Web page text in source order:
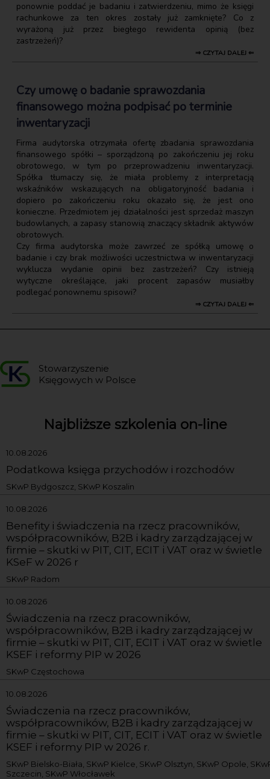
ponownie poddać je badaniu i zatwierdzeniu, mimo że księgi
rachunkowe za ten okres zostały już zamknięte? Co z
wyrażoną już przez biegłego rewidenta opinią (bez
zastrzeżeń)?
⇒ CZYTAJ DALEJ ⇐
Czy umowę o badanie sprawozdania
finansowego można podpisać po terminie
inwentaryzacji
Firma audytorska otrzymała ofertę zbadania sprawozdania
finansowego spółki – sporządzoną po zakończeniu jej roku
obrotowego, w tym po przeprowadzeniu inwentaryzacji.
Spółka tłumaczy się, że miała problemy z interpretacją
wskaźników wskazujących na obligatoryjność badania i
dopiero po zakończeniu roku okazało się, że jest ono
konieczne. Przedmiotem jej działalności jest sprzedaż maszyn
budowlanych, a zapasy stanowią znaczący składnik aktywów
obrotowych.
Czy firma audytorska może zawrzeć ze spółką umowę o
badanie i czy brak możliwości uczestnictwa w inwentaryzacji
wyklucza wydanie opinii bez zastrzeżeń? Czy istnieją
wytyczne określające, jaki procent zapasów musiałby
podlegać ponownemu spisowi?
⇒ CZYTAJ DALEJ ⇐
Stowarzyszenie
Księgowych w Polsce
Najbliższe szkolenia on-line
10.08.2026
Podatkowa księga przychodów i rozchodów
SKwP Bydgoszcz, SKwP Koszalin
10.08.2026
Benefity i świadczenia na rzecz pracowników,
współpracowników, B2B i kadry zarządzającej w
firmie – skutki w PIT, CIT, ECIT i VAT oraz w świetle
KSeF w 2026 r
SKwP Radom
10.08.2026
Świadczenia na rzecz pracowników,
współpracowników, B2B i kadry zarządzającej w
firmie – skutki w PIT, CIT, ECIT i VAT oraz w świetle
KSEF i reformy PIP w 2026
SKwP Częstochowa
10.08.2026
Świadczenia na rzecz pracowników,
współpracowników, B2B i kadry zarządzającej w
firmie – skutki w PIT, CIT, ECIT i VAT oraz w świetle
KSEF i reformy PIP w 2026 r.
SKwP Bielsko-Biała, SKwP Kielce, SKwP Olsztyn, SKwP Opole,
Szczecin, SKwP Włocławek